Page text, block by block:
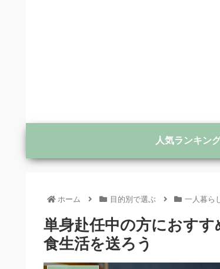
人気ランキン
ホーム 目的別で選ぶ 一人暮ら
単身赴任中の方におす
食生活を送ろう